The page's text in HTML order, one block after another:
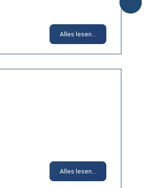
Alles lesen...
Alles lesen...